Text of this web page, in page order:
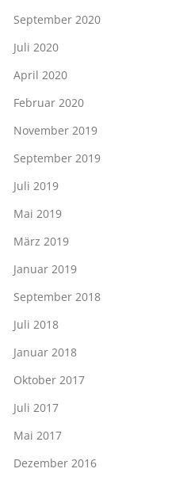
September 2020
Juli 2020
April 2020
Februar 2020
November 2019
September 2019
Juli 2019
Mai 2019
März 2019
Januar 2019
September 2018
Juli 2018
Januar 2018
Oktober 2017
Juli 2017
Mai 2017
Dezember 2016